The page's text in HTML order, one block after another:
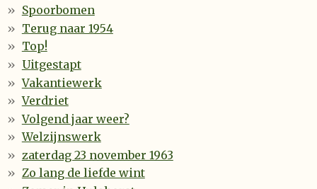
Spoorbomen
Terug naar 1954
Top!
Uitgestapt
Vakantiewerk
Verdriet
Volgend jaar weer?
Welzijnswerk
zaterdag 23 november 1963
Zo lang de liefde wint